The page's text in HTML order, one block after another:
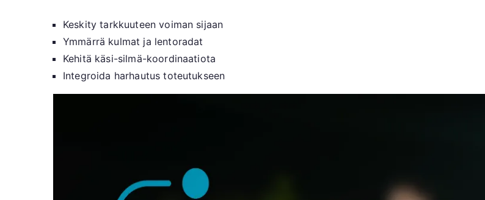
Keskity tarkkuuteen voiman sijaan
Ymmärrä kulmat ja lentoradat
Kehitä käsi-silmä-koordinaatiota
Integroida harhautus toteutukseen